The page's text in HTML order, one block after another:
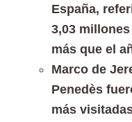
España,
3,03
más que el
Marco de
Penedès
más